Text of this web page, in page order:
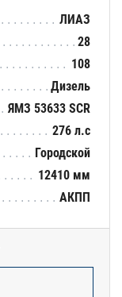
ЛИАЗ
28
108
Дизель
ЯМЗ 53633 SCR
276 л.с
Городской
12410 мм
АКПП